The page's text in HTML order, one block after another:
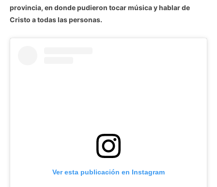
provincia, en donde pudieron tocar música y hablar de
Cristo a todas las personas.
Ver esta publicación en Instagram